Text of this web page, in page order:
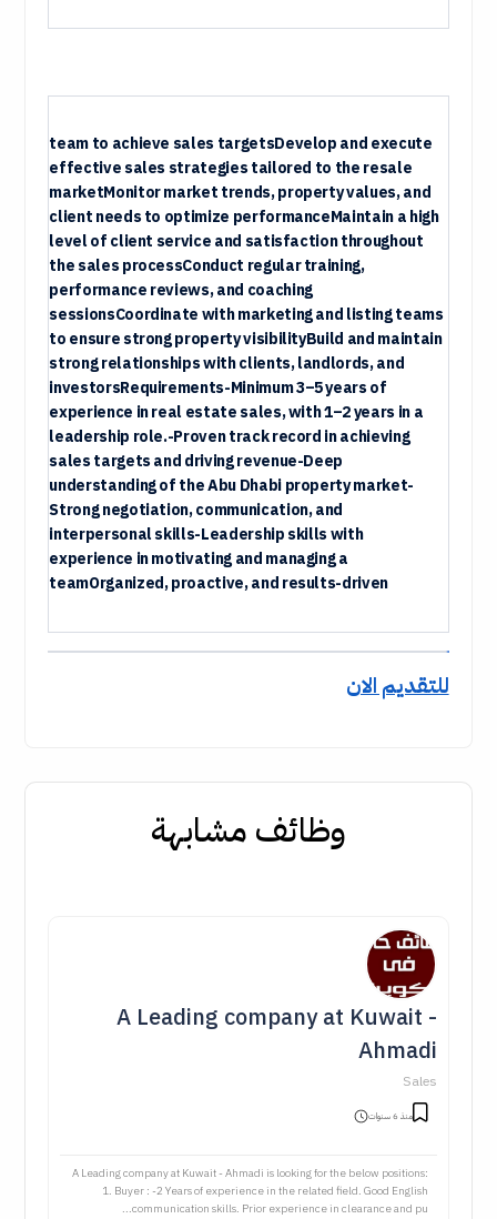
team to achieve sales targetsDevelop and execute
effective sales strategies tailored to the resale
marketMonitor market trends, property values, and
client needs to optimize performanceMaintain a high
level of client service and satisfaction throughout
the sales processConduct regular training,
performance reviews, and coaching
sessionsCoordinate with marketing and listing teams
to ensure strong property visibilityBuild and maintain
strong relationships with clients, landlords, and
investorsRequirements-Minimum 3–5 years of
experience in real estate sales, with 1–2 years in a
leadership role.-Proven track record in achieving
sales targets and driving revenue-Deep
understanding of the Abu Dhabi property market-
Strong negotiation, communication, and
interpersonal skills-Leadership skills with
experience in motivating and managing a
teamOrganized, proactive, and results-driven
للتقديم الان
وظائف مشابهة
A Leading company at Kuwait -
Ahmadi
Sales
منذ 6 سنوات
A Leading company at Kuwait - Ahmadi is looking for the below positions:
1. Buyer : -2 Years of experience in the related field. Good English
communication skills. Prior experience in clearance and pu...